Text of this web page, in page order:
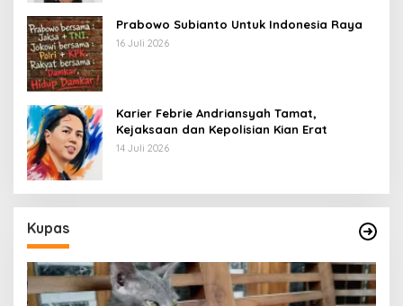
Prabowo Subianto Untuk Indonesia Raya
16 Juli 2026
Karier Febrie Andriansyah Tamat,
Kejaksaan dan Kepolisian Kian Erat
14 Juli 2026
Kupas